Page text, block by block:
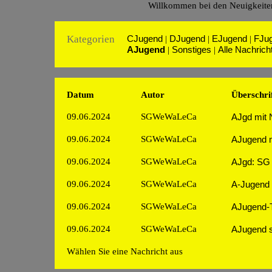
Willkommen bei den
Kategorien CJugend | DJugend | EJugend |
AJugend | Sonstiges | Alle
Datum Autor
09.06.2024 SGWeWaLeCa AJgd mit
09.06.2024 SGWeWaLeCa AJugend
09.06.2024 SGWeWaLeCa AJgd:
09.06.2024 SGWeWaLeCa A-Jugend
09.06.2024 SGWeWaLeCa AJugend-
09.06.2024 SGWeWaLeCa AJugend
Wählen Sie eine Nachricht aus